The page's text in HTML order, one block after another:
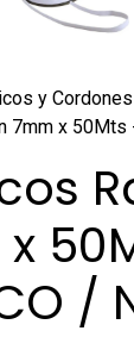
y Cordones
7mm x 50Mts
/